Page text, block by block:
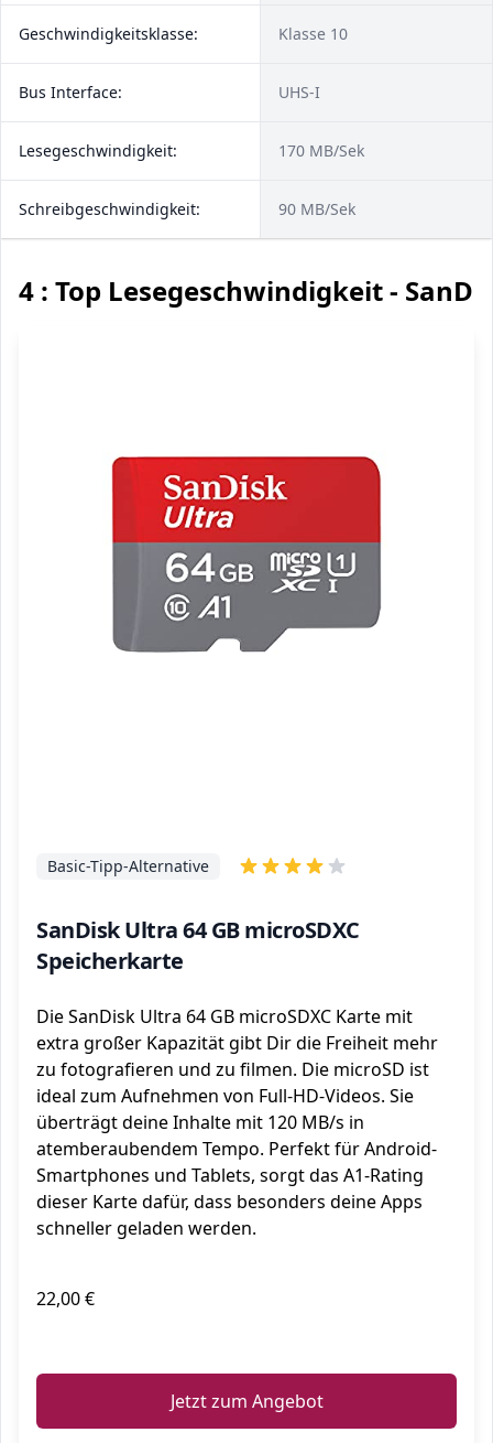
Geschwindigkeitsklasse: Klasse 10
Bus Interface: UHS-I
Lesegeschwindigkeit: 170 MB/Sek
Schreibgeschwindigkeit: 90 MB/Sek
4 : Top Lesegeschwindigkeit -
SanDisk Ultra 64 GB microSDXC
Speicherkarte
Basic-Tipp-Alternative
Die SanDisk Ultra 64 GB microSDXC Karte mit
extra großer Kapazität gibt Dir die Freiheit mehr
zu fotografieren und zu filmen. Die microSD ist
ideal zum Aufnehmen von Full-HD-Videos. Sie
überträgt deine Inhalte mit 120 MB/s in
atemberaubendem Tempo. Perfekt für Android-
Smartphones und Tablets, sorgt das A1-Rating
dieser Karte dafür, dass besonders deine Apps
schneller geladen werden.
22,00 €
Jetzt zum Angebot